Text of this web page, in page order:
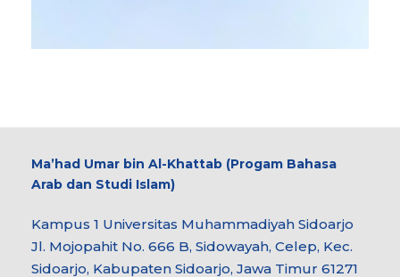
Ma’had Umar bin Al-Khattab (Progam Bahasa
Arab dan Studi Islam)
Kampus 1 Universitas Muhammadiyah Sidoarjo
Jl. Mojopahit No. 666 B, Sidowayah, Celep, Kec.
Sidoarjo, Kabupaten Sidoarjo, Jawa Timur 61271